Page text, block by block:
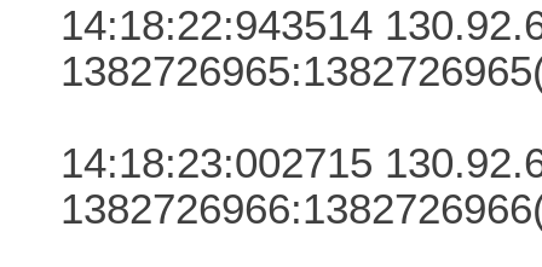
14:18:22:943514
14:18:23:002715